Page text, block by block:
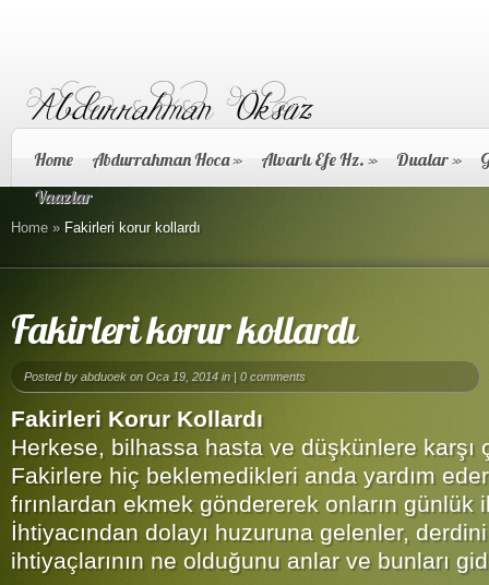
Home Abdurrahman Hoca» Alvarlı Efe Hz. » Dualar»
Vaazlar
Home » Fakirleri korur kollardı
Fakirleri korur kollardı
Posted by abduoek on Oca 19, 2014 in | 0 comments
Fakirleri Korur Kollardı
Herkese, bilhassa hasta ve düşkünlere karşı
Fakirlere hiç beklemedikleri anda yardım
fırınlardan ekmek göndererek onların günlük
İhtiyacından dolayı huzuruna gelenler,
ihtiyaçlarının ne olduğunu anlar ve bunları